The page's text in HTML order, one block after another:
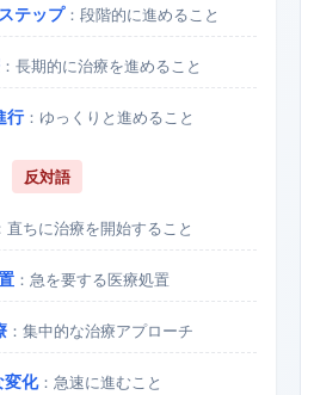
テップ：段階的に進めること
：長期的に治療を進めること
行：ゆっくりと進めること
反対語
直ちに治療を開始すること
：急を要する医療処置
：集中的な治療アプローチ
変化：急速に進むこと